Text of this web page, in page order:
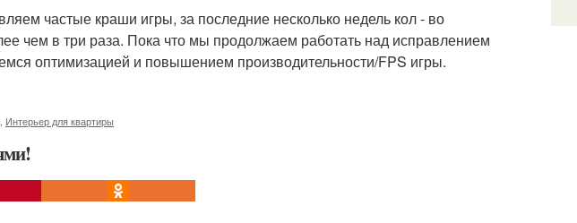
частые краши игры, за последние несколько недель кол - во
чем в три раза. Пока что мы продолжаем работать над исправлением
оптимизацией и повышением производительности/FPS игры.
Интерьер для квартиры